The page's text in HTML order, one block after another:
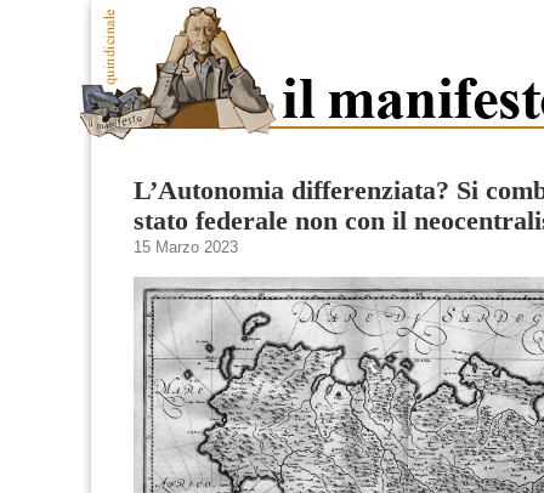
L’Autonomia differenziata? Si
stato federale non con il
15 Marzo 2023